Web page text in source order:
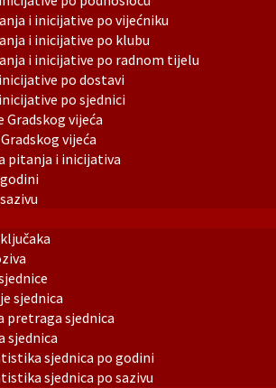
i inicijative po vijećniku
i inicijative po klubu
i inicijative po radnom tijelu
po dostavi
po sjednici
Gradskog vijeća
vijeća
pitanja i inicijativa
sjednica
pretraga sjednica
sjednica
sjednica po godini
sjednica po sazivu